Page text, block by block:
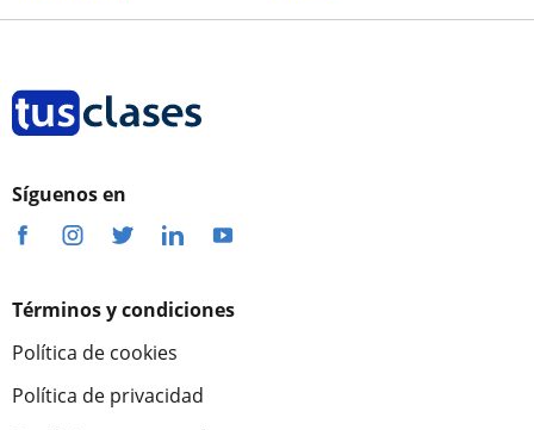
Síguenos en
Términos y condiciones
Política de cookies
Política de privacidad